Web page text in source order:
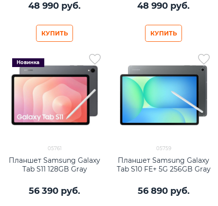
48 990 руб.
КУПИТЬ
48 990 руб.
КУПИТЬ
Новинка
05761
Планшет Samsung Galaxy
Tab S11 128GB Gray
56 390 руб.
05759
Планшет Samsung Galaxy
Tab S10 FE+ 5G 256GB Gray
56 890 руб.